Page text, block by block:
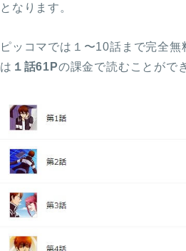
となります。
ピッコマでは１〜10話まで完全
は １話61Pの課金で読むことがで